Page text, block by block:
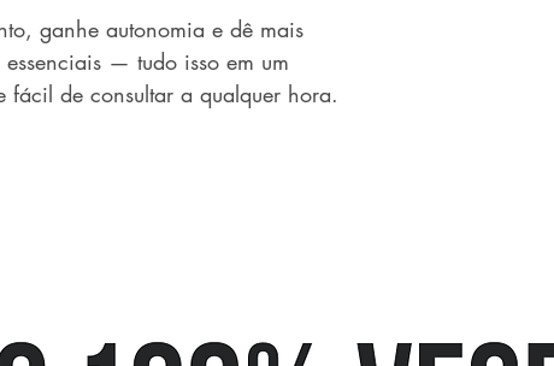
ganhe autonomia e dê mais
— tudo isso em um
fácil de consultar a qualquer hora.